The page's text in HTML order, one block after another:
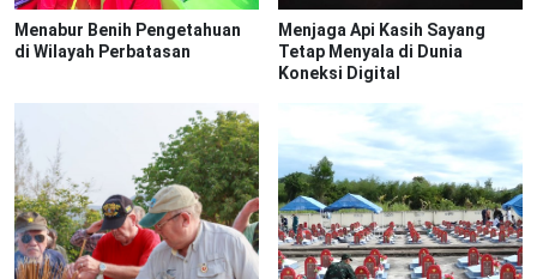
Menabur Benih Pengetahuan
di Wilayah Perbatasan
Menjaga Api Kasih Sayang
Tetap Menyala di Dunia
Koneksi Digital